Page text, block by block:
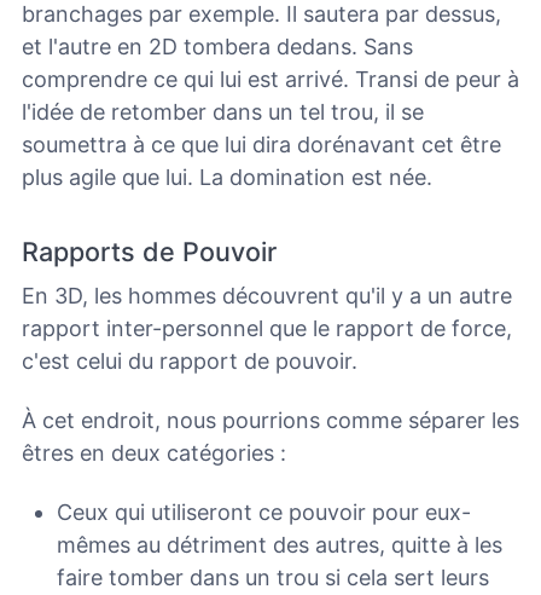
branchages par exemple. Il sautera par dessus,
et l'autre en 2D tombera dedans. Sans
comprendre ce qui lui est arrivé. Transi de peur à
l'idée de retomber dans un tel trou, il se
soumettra à ce que lui dira dorénavant cet être
plus agile que lui. La domination est née.
Rapports de Pouvoir
En 3D, les hommes découvrent qu'il y a un autre
rapport inter-personnel que le rapport de force,
c'est celui du rapport de pouvoir.
À cet endroit, nous pourrions comme séparer les
êtres en deux catégories :
Ceux qui utiliseront ce pouvoir pour eux-
mêmes au détriment des autres, quitte à les
faire tomber dans un trou si cela sert leurs